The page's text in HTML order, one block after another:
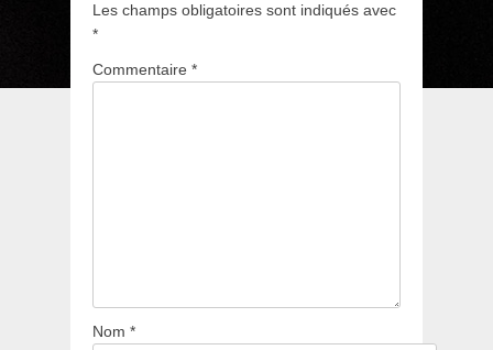
Les champs obligatoires sont indiqués avec
*
Commentaire *
Nom *